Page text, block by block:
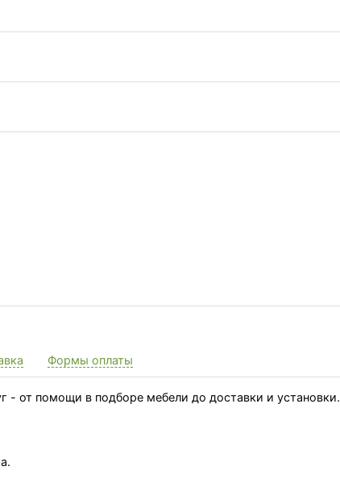
- от помощи в подборе мебели до доставки и установки.
Формы оплаты